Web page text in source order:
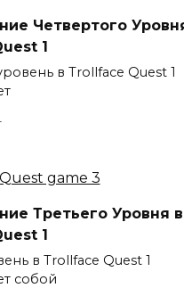
Четвертого
1
в Trollface Quest 1
Третьего Уровня в
1
в Trollface Quest 1
собой